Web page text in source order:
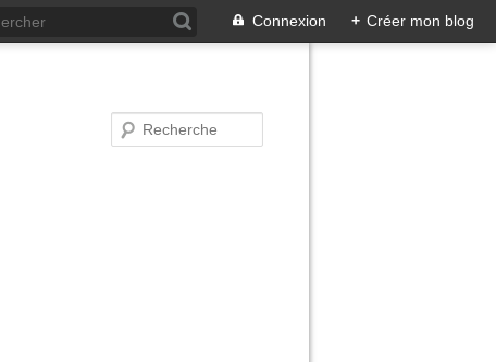
Connexion + Créer mon blog